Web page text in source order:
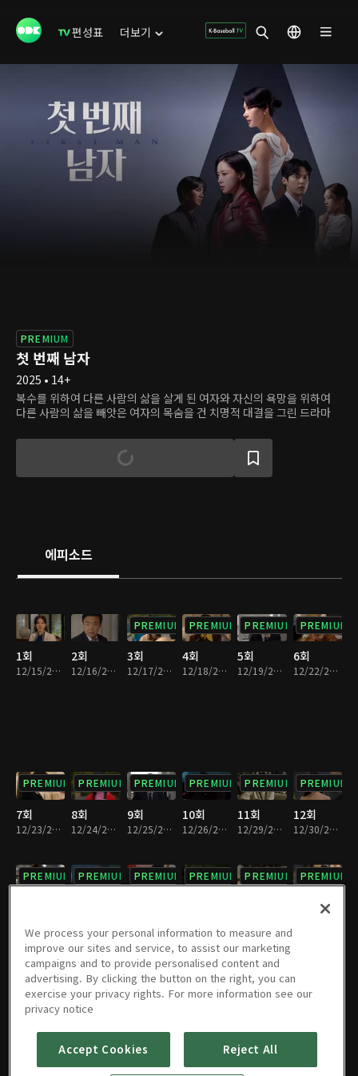
편성표 더보기
PREMIUM
첫 번째 남자
2025 • 14+
복수를 위하여 다른 사람의 삶을 살게 된 여자와 자신의 욕망을 위하여
다른 사람의 삶을 빼앗은 여자의 목숨을 건 치명적 대결을 그린 드라마
에피소드
1회
12/15/2025 • 30분
2회
12/16/2025 • 30분
PREMIUM
3회
12/17/2025 • 30분
PREMIUM
4회
12/18/2025 • 29분
PREMIUM
5회
12/19/2025 • 29분
PREMIUM
6회
12/22/2025 • 30분
PREMIUM
7회
12/23/2025 • 29분
PREMIUM
8회
12/24/2025 • 29분
PREMIUM
9회
12/25/2025 • 29분
PREMIUM
10회
12/26/2025 • 29분
PREMIUM
11회
12/29/2025 • 30분
PREMIUM
12회
12/30/2025 • 29분
PREMIUM PREMIUM PREMIUM PREMIUM PREMIUM PREMIUM
PREMIUM
19회
01/08/2026 • 28분
PREMIUM
20회
PREMIUM
21회
PREMIUM
22회
PREMIUM
23회 24회
PREMIUM PREMIUM
We process your personal information to measure and
improve our sites and service, to assist our marketing
campaigns and to provide personalised content and
advertising. By clicking the button on the right, you can
exercise your privacy rights. For more information see our
privacy notice
Accept Cookies Reject All